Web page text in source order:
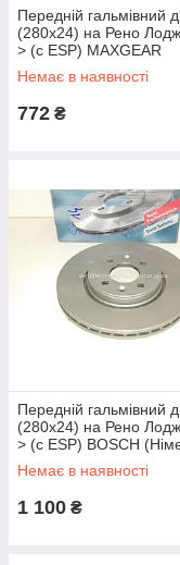
Передній гальмівний
(280x24) на Рено
> (c ESP) MAXGEAR
(Польща) 190803
Немає в наявності
772 ₴
Передній гальмівний
(280x24) на Рено
> (c ESP) BOSCH
0986478590
Немає в наявності
1 100 ₴